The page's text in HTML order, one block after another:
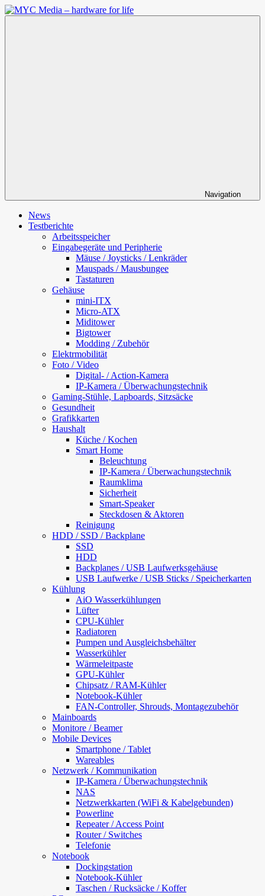
Zum
Inhalt
Navigation
News
Testberichte
Arbeitsspeicher
Eingabegeräte und Peripherie
Mäuse / Joysticks / Lenkräder
Mauspads / Mausbungee
Tastaturen
Gehäuse
mini-ITX
Micro-ATX
Miditower
Bigtower
Modding / Zubehör
Elektrmobilität
Foto / Video
Digital- / Action-Kamera
IP-Kamera / Überwachungstechnik
Gaming-Stühle, Lapboards, Sitzsäcke
Gesundheit
Grafikkarten
Haushalt
Küche / Kochen
Smart Home
Beleuchtung
IP-Kamera / Überwachungstechnik
Raumklima
Sicherheit
Smart-Speaker
Steckdosen & Aktoren
Reinigung
HDD / SSD / Backplane
SSD
HDD
Backplanes / USB Laufwerksgehäuse
USB Laufwerke / USB Sticks / Speicherkarten
Kühlung
AiO Wasserkühlungen
Lüfter
CPU-Kühler
Radiatoren
Pumpen und Ausgleichsbehälter
Wasserkühler
Wärmeleitpaste
GPU-Kühler
Chipsatz / RAM-Kühler
Notebook-Kühler
FAN-Controller, Shrouds, Montagezubehör
Mainboards
Monitore / Beamer
Mobile Devices
Smartphone / Tablet
Wareables
Netzwerk / Kommunikation
IP-Kamera / Überwachungstechnik
NAS
Netzwerkkarten (WiFi & Kabelgebunden)
Powerline
Repeater / Access Point
Router / Switches
Telefonie
Notebook
Dockingstation
Notebook-Kühler
Taschen / Rucksäcke / Koffer